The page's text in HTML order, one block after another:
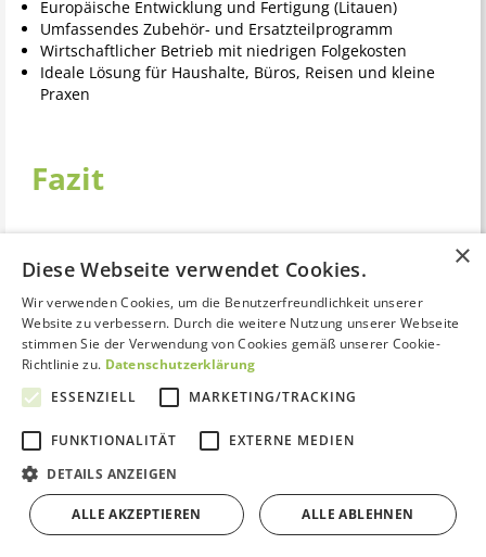
Europäische Entwicklung und Fertigung (Litauen)
Umfassendes Zubehör- und Ersatzteilprogramm
Wirtschaftlicher Betrieb mit niedrigen Folgekosten
Ideale Lösung für Haushalte, Büros, Reisen und kleine
Praxen
Fazit
aQuator steht für praxistaugliche, mobile
Wasserionisierer aus europäischer Fertigung. Mit den
Modellreihen aQuator Mini (inklusive Silver-Option) und
aQuator Vivo deckt der Hersteller ein breites Spektrum an
Nutzungsprofilen ab – vom Einsteiger bis zum Vielnutzer.
Die Geräte punkten mit einfacher Handhabung,
verlässlicher Membran-Elektrolyse, guten
Einstellmöglichkeiten für pH/ORP und einem
vollständigen Zubehör- und Ersatzteilsortiment. Wer eine
flexible, installationsfreie Lösung zur Herstellung von
basischem und saurem Wasser sucht, findet in aQuator
eine solide, bewährte Marke.
Bewertungen von Trustami anzeigen
×
Diese Webseite verwendet Cookies.
Wir verwenden Cookies, um die Benutzerfreundlichkeit unserer
Website zu verbessern. Durch die weitere Nutzung unserer Webseite
stimmen Sie der Verwendung von Cookies gemäß unserer Cookie-
Richtlinie zu. Datenschutzerklärung
ESSENZIELL
MARKETING/TRACKING
FUNKTIONALITÄT
EXTERNE MEDIEN
DETAILS ANZEIGEN
ALLE AKZEPTIEREN ALLE ABLEHNEN